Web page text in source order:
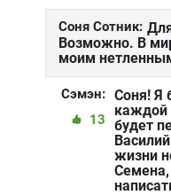
Соня Сотник:
Возможно. В
моим
Сэмэн:
13
Соня! Я
каждой
будет
жизни
Семена,